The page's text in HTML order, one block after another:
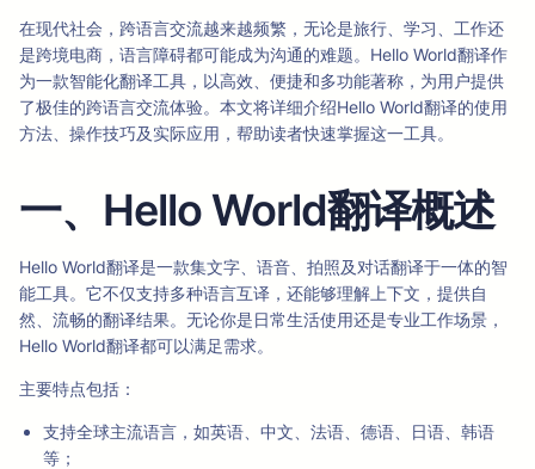
在现代社会，跨语言交流越来越频繁，无论是旅行、学习、工作还
是跨境电商，语言障碍都可能成为沟通的难题。Hello World翻译作
为一款智能化翻译工具，以高效、便捷和多功能著称，为用户提供
了极佳的跨语言交流体验。本文将详细介绍Hello World翻译的使用
方法、操作技巧及实际应用，帮助读者快速掌握这一工具。
一、Hello World翻译概述
Hello World翻译是一款集文字、语音、拍照及对话翻译于一体的智
能工具。它不仅支持多种语言互译，还能够理解上下文，提供自
然、流畅的翻译结果。无论你是日常生活使用还是专业工作场景，
Hello World翻译都可以满足需求。
主要特点包括：
支持全球主流语言，如英语、中文、法语、德语、日语、韩语
等；